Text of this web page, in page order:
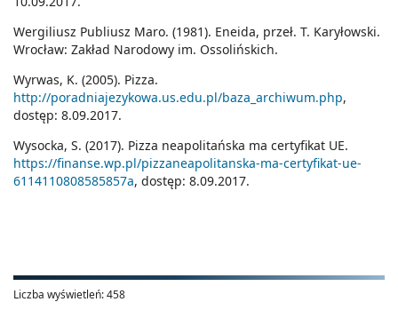
Liczba wyświetleń:458
Wergiliusz Publiusz Maro. (1981). Eneida, przeł. T. Karyłowski.
Wrocław: Zakład Narodowy im. Ossolińskich.
Wyrwas, K. (2005). Pizza.
http://poradniajezykowa.us.edu.pl/baza_archiwum.php,
dostęp: 8.09.2017.
Wysocka, S. (2017). Pizza neapolitańska ma certyfikat UE.
https://finanse.wp.pl/pizzaneapolitanska-ma-certyfikat-ue-
6114110808585857a, dostęp: 8.09.2017.